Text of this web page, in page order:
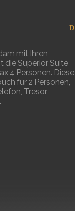
mit Ihren
die Superior Suite
4 Personen. Diese
für 2 Personen,
Tresor,